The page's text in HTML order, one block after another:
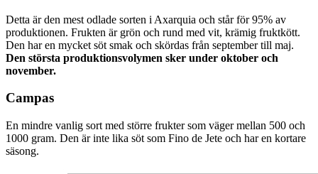
Detta är den mest odlade sorten i Axarquia och står för 95% av
produktionen. Frukten är grön och rund med vit, krämig fruktkött.
Den har en mycket söt smak och skördas från september till maj.
Den största produktionsvolymen sker under oktober och
november.
Campas
En mindre vanlig sort med större frukter som väger mellan 500 och
1000 gram. Den är inte lika söt som Fino de Jete och har en kortare
säsong.